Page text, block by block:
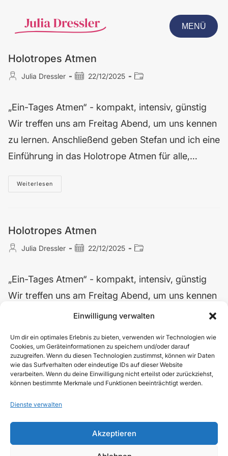
Einwilligung verwalten
Um dir ein optimales Erlebnis zu bieten, verwenden wir Technologien wie
Cookies, um Geräteinformationen zu speichern und/oder darauf
zuzugreifen. Wenn du diesen Technologien zustimmst, können wir Daten
wie das Surfverhalten oder eindeutige IDs auf dieser Website
verarbeiten. Wenn du deine Einwilligung nicht erteilst oder zurückziehst,
können bestimmte Merkmale und Funktionen beeinträchtigt werden.
Dienste verwalten
Akzeptieren
MENÜ
Holotropes Atmen
Julia Dressler 22/12/2025
„Ein-Tages Atmen“ - kompakt, intensiv, günstig
Wir treffen uns am Freitag Abend, um uns kennen
zu lernen. Anschließend geben Stefan und ich eine
Einführung in das Holotrope Atmen für alle,…
Weiterlesen
Holotropes Atmen
Julia Dressler 22/12/2025
„Ein-Tages Atmen“ - kompakt, intensiv, günstig
Wir treffen uns am Freitag Abend, um uns kennen
zu lernen. Anschließend geben Stefan und ich eine
Weiterlesen